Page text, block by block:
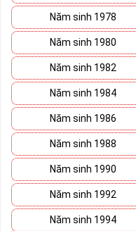
Năm sinh 1978
Năm sinh 1980
Năm sinh 1982
Năm sinh 1984
Năm sinh 1986
Năm sinh 1988
Năm sinh 1990
Năm sinh 1992
Năm sinh 1994